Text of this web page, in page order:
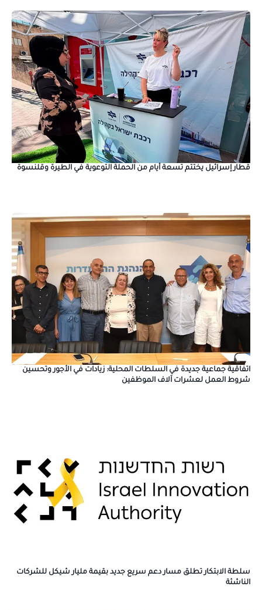
قطار إسرائيل يختتم تسعة أيام من الحملة التوعوية في الطيرة وقلنسوة
اتفاقية جماعية جديدة في السلطات المحلية: زيادات في الأجور وتحسين
شروط العمل لعشرات آلاف الموظفين
سلطة الابتكار تطلق مسار دعم سريع جديد بقيمة مليار شيكل للشركات
الناشئة